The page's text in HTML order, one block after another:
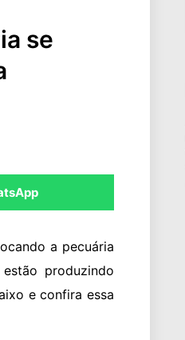
se
a pecuária
produzindo
e confira essa